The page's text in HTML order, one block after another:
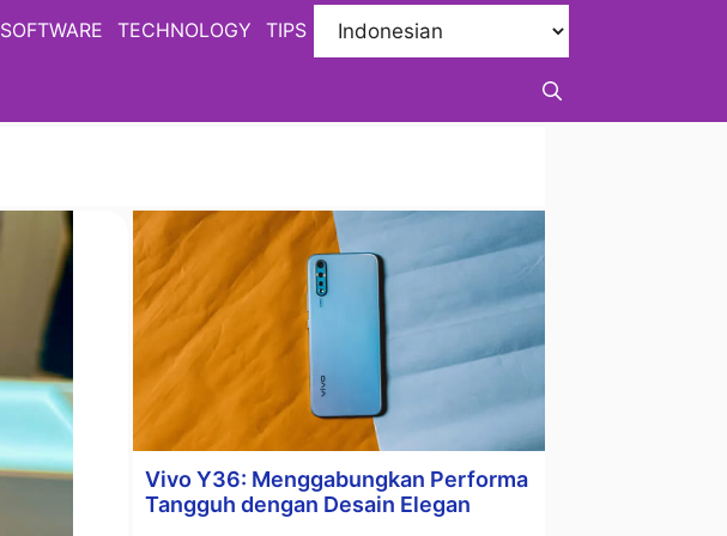
SOFTWARE TECHNOLOGY TIPS
Vivo Y36: Menggabungkan Performa
Tangguh dengan Desain Elegan